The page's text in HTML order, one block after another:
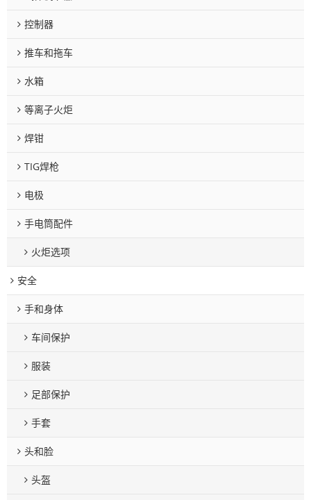
控制器
推车和拖车
水箱
等离子火炬
焊钳
TIG焊枪
电极
手电筒配件
火炬选项
安全
手和身体
车间保护
服装
足部保护
手套
头和脸
头盔